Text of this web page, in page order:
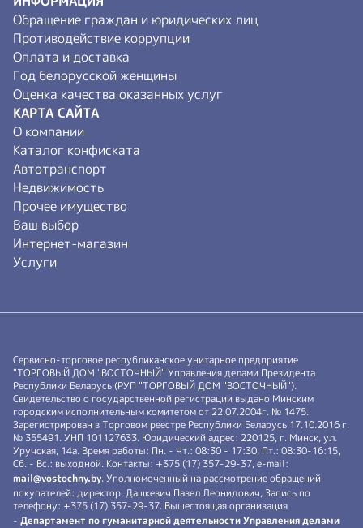
Обращение граждан и юридических лиц
Противодействие коррупции
Оплата и доставка
Год белорусской женщины
Оценка качества оказанных услуг
КАРТА САЙТА
О компании
Каталог конфиската
Автотранспорт
Недвижимость
Прочее имущество
Ваш выбор
Интернет-магазин
Услуги
Сервисно-торговое республиканское унитарное предприятие
"ТОРГОВЫЙ ДОМ "ВОСТОЧНЫЙ" Управления делами Президента
Республики Беларусь (РУП "ТОРГОВЫЙ ДОМ "ВОСТОЧНЫЙ").
Свидетельство о государственной регистрации выдано Минским
городским исполнительным комитетом от 22.07.2004г. № 1475.
Зарегистрирован в Торговом реестре Республики Беларусь 17.10.2016 г.
№ 355491. УНП 101127633. Юридический адрес: 220125, г. Минск, ул.
Уручская, 14а. Время работы: Пн. - Чт.: 08:30 - 17:30, Пт.: 08:30-16:15,
Сб. - Вс.: выходной. Контакты: +375 (17) 357-29-37, e-mail:
mail@vostochny.by. Уполномоченный на рассмотрение обращений
покупателей: директор Дашкевич Павел Леонидович, Запись по
телефону: +375 (17) 357-29-37. Вышестоящая организация
- Департамент по гуманитарной деятельности Управления делами